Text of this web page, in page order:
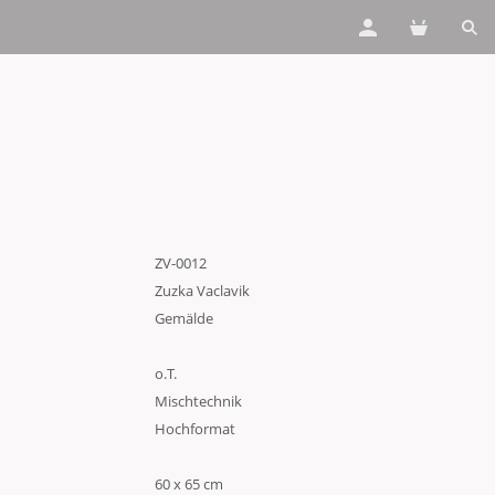
ZV-0012
Zuzka Vaclavik
Gemälde
o.T.
Mischtechnik
Hochformat
60 x 65 cm